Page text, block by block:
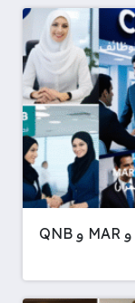
وظائف بنوك قطر CBQ و DB وQIIB و MAR و QNB